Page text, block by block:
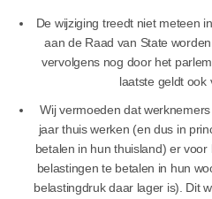
De wijziging treedt niet meteen
aan de Raad van State
vervolgens nog door het
laatste geldt ook
Wij vermoeden dat
jaar thuis werken (en dus in
betalen in hun thuisland) er
belastingen te betalen in hun
belastingdruk daar lager is). Dit